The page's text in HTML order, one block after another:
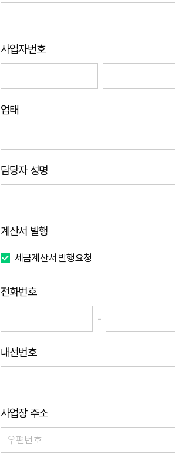
사업자번호
업태
담당자 성명
계산서 발행
세금계산서 발행요청
전화번호
-
내선번호
사업장 주소